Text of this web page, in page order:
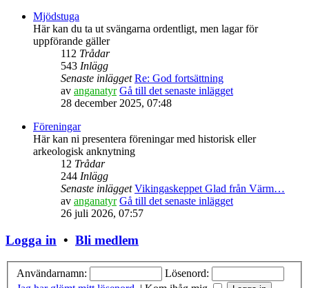
Mjödstuga
Här kan du ta ut svängarna ordentligt, men lagar för
uppförande gäller
112 Trådar
543 Inlägg
Senaste inlägget Re: God fortsättning
av anganatyr Gå till det senaste inlägget
28 december 2025, 07:48
Föreningar
Här kan ni presentera föreningar med historisk eller
arkeologisk anknytning
12 Trådar
244 Inlägg
Senaste inlägget Vikingaskeppet Glad från Värm…
av anganatyr Gå till det senaste inlägget
26 juli 2026, 07:57
Logga in • Bli medlem
Användarnamn:
Lösenord: